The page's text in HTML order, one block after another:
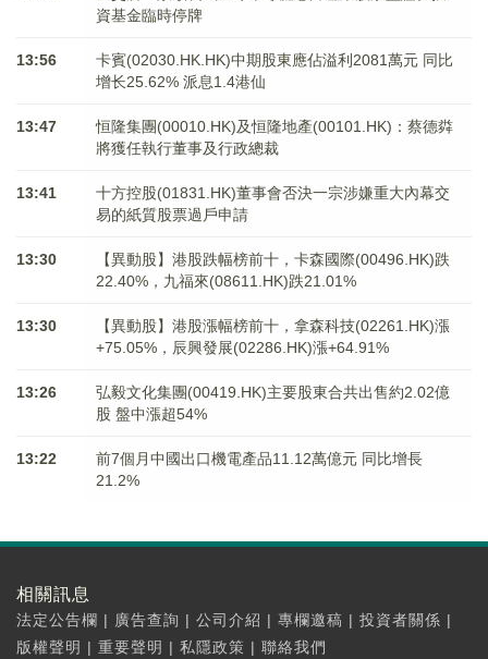
資基金臨時停牌
13:56
卡賓(02030.HK.HK)中期股東應佔溢利2081萬元 同比
增长25.62% 派息1.4港仙
13:47
恒隆集團(00010.HK)及恒隆地產(00101.HK)：蔡德粦
將獲任執行董事及行政總裁
13:41
十方控股(01831.HK)董事會否決一宗涉嫌重大內幕交
易的紙質股票過戶申請
13:30
【異動股】港股跌幅榜前十，卡森國際(00496.HK)跌
22.40%，九福來(08611.HK)跌21.01%
13:30
【異動股】港股漲幅榜前十，拿森科技(02261.HK)漲
+75.05%，辰興發展(02286.HK)漲+64.91%
13:26
弘毅文化集團(00419.HK)主要股東合共出售約2.02億
股 盤中漲超54%
13:22
前7個月中國出口機電產品11.12萬億元 同比增長
21.2%
相關訊息
法定公告欄 | 廣告查詢 | 公司介紹 | 專欄邀稿 | 投資者關係 |
版權聲明 | 重要聲明 | 私隱政策 | 聯絡我們